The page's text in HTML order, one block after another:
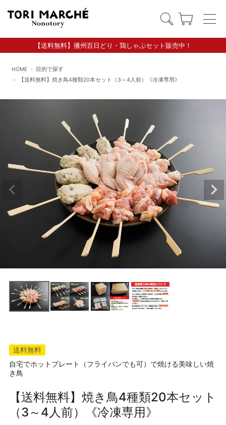
【送料無料】播州百日どり・鶏しゃぶセット販売中！
HOME
目的で探す
【送料無料】焼き鳥4種類20本セット（3～4人前）《冷凍専用》
送料無料
自宅でホットプレート（フライパンでも可）で焼ける美味しい焼
き鳥
【送料無料】焼き鳥4種類20本セット
（3～4人前）《冷凍専用》